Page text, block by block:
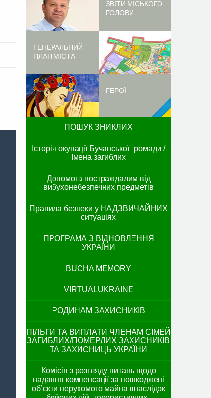
ЗВІТИ МІСЬКОГО
ГОЛОВИ
ГЕНЕРАЛЬНИЙ
ПЛАН МІСТА
ГЕРОЇ
ПОШУК ЗНИКЛИХ
Історія окупації Бучанської громади /
Імена загиблих
Допомога постраждалим від
вибухонебезпечних предметів
Правила безпеки у НАДЗВИЧАЙНИХ
ситуаціях
ПРОГРАМА З ВІДНОВЛЕННЯ
УКРАЇНИ
BUCHA MEMORY
VIRTUALUKRAINE
РОДИНАМ ЗАХИСНИКІВ
ПІЛЬГИ ТА ВИПЛАТИ ЧЛЕНАМ СІМЕЙ
ЗАГИБЛИХ/ПОМЕРЛИХ ЗАХИСНИКІВ
ТА ЗАХИСНИЦЬ УКРАЇНИ
Комісія з розгляду питань щодо
надання компенсації за пошкоджені
об’єкти нерухомого майна внаслідок